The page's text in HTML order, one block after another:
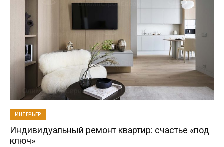
ИНТЕРЬЕР
Индивидуальный ремонт квартир: счастье «под
ключ»